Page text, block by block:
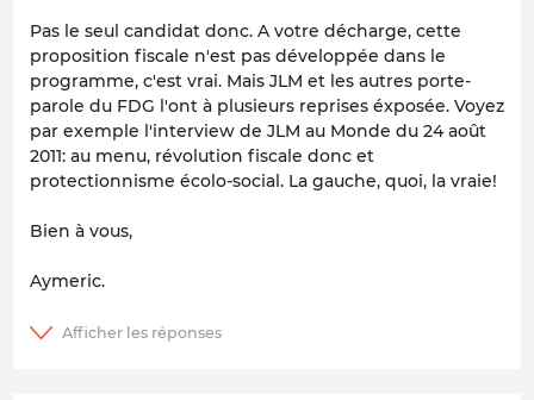
Pas le seul candidat donc. A votre décharge, cette
proposition fiscale n'est pas développée dans le
programme, c'est vrai. Mais JLM et les autres porte-
parole du FDG l'ont à plusieurs reprises éxposée. Voyez
par exemple l'interview de JLM au Monde du 24 août
2011: au menu, révolution fiscale donc et
protectionnisme écolo-social. La gauche, quoi, la vraie!
Bien à vous,
Aymeric.